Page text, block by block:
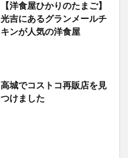
【洋食屋ひかりのたまご】
光吉にあるグランメールチ
キンが人気の洋食屋
高城でコストコ再販店を見
つけました